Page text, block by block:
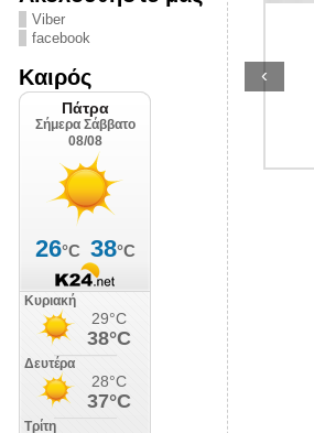
Viber
facebook
Καιρός
Ιουλίου 2026
‹